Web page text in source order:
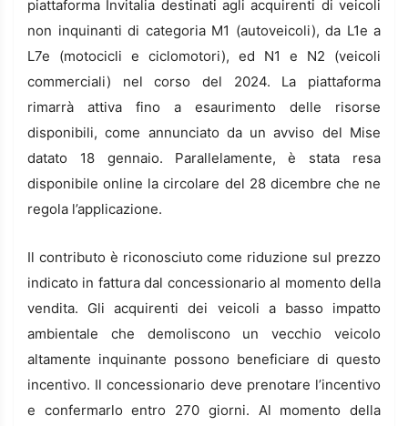
piattaforma Invitalia destinati agli acquirenti di veicoli
non inquinanti di categoria M1 (autoveicoli), da L1e a
L7e (motocicli e ciclomotori), ed N1 e N2 (veicoli
commerciali) nel corso del 2024. La piattaforma
rimarrà attiva fino a esaurimento delle risorse
disponibili, come annunciato da un avviso del Mise
datato 18 gennaio. Parallelamente, è stata resa
disponibile online la circolare del 28 dicembre che ne
regola l’applicazione.
Il contributo è riconosciuto come riduzione sul prezzo
indicato in fattura dal concessionario al momento della
vendita. Gli acquirenti dei veicoli a basso impatto
ambientale che demoliscono un vecchio veicolo
altamente inquinante possono beneficiare di questo
incentivo. Il concessionario deve prenotare l’incentivo
e confermarlo entro 270 giorni. Al momento della